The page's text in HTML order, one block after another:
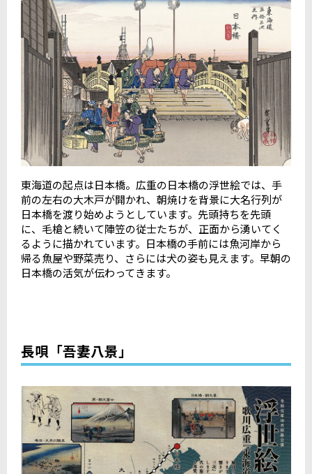
東海道の起点は日本橋。広重の日本橋の浮世絵では、手
前の左右の大木戸が開かれ、朝焼けを背景に大名行列が
日本橋を渡り始めようとしています。先頭持ちを先頭
に、毛槍と続いて陣笠の従士たちが、正面から湧いてく
るように描かれています。日本橋の手前には魚河岸から
帰る魚屋や野菜売り、さらには犬の姿も見えます。早朝の
日本橋の活気が伝わってきます。
長唄「吾妻八景」